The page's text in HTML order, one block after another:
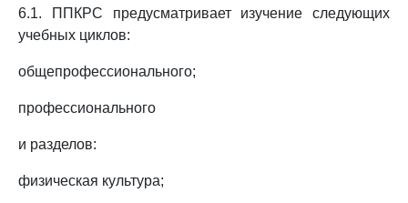
6.1. ППКРС предусматривает изучение следующих
учебных циклов:
общепрофессионального;
профессионального
и разделов:
физическая культура;